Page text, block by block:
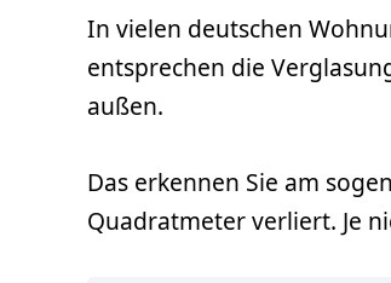
In vielen deutschen
entsprechen die
außen.
Das erkennen Sie am
Quadratmeter verliert. Je